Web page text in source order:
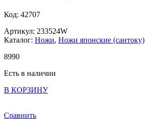
Код: 42707
Артикул: 233524W
Каталог: Ножи, Ножи японские (сантоку)
8990
Есть в наличии
В КОРЗИНУ
Сравнить